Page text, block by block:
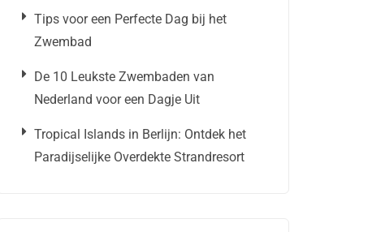
Tips voor een Perfecte Dag bij het
Zwembad
De 10 Leukste Zwembaden van
Nederland voor een Dagje Uit
Tropical Islands in Berlijn: Ontdek het
Paradijselijke Overdekte Strandresort